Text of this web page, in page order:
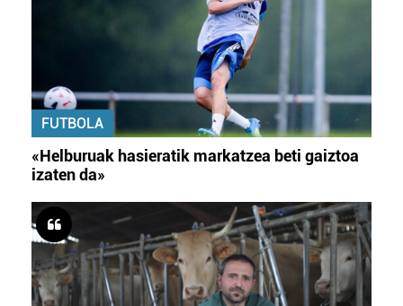
FUTBOLA
«Helburuak hasieratik markatzea beti gaiztoa
izaten da»